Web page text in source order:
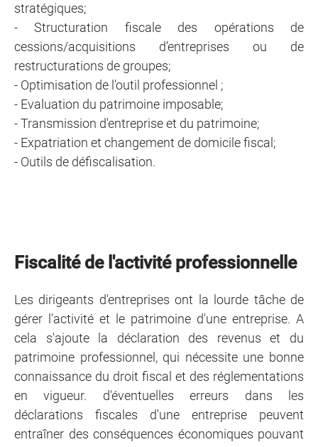
stratégiques;
- Structuration fiscale des opérations de
cessions/acquisitions d’entreprises ou de
restructurations de groupes;
- Optimisation de l'outil professionnel ;
- Evaluation du patrimoine imposable;
- Transmission d'entreprise et du patrimoine;
- Expatriation et changement de domicile fiscal;
- Outils de défiscalisation.
Fiscalité de l'activité professionnelle
Les dirigeants d'entreprises ont la lourde tâche de
gérer l'activité et le patrimoine d'une entreprise. A
cela s'ajoute la déclaration des revenus et du
patrimoine professionnel, qui nécessite une bonne
connaissance du droit fiscal et des réglementations
en vigueur. d'éventuelles erreurs dans les
déclarations fiscales d'une entreprise peuvent
entraîner des conséquences économiques pouvant